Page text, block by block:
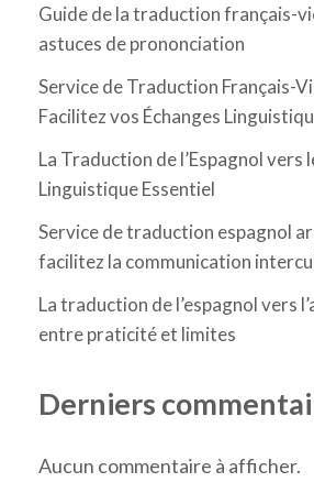
Guide de la traduction français-
astuces de prononciation
Service de Traduction Français-
Facilitez vos Échanges
La Traduction de l’Espagnol vers
Linguistique Essentiel
Service de traduction espagnol
facilitez la communication
La traduction de l’espagnol vers
entre praticité et limites
Derniers
Aucun commentaire à afficher.